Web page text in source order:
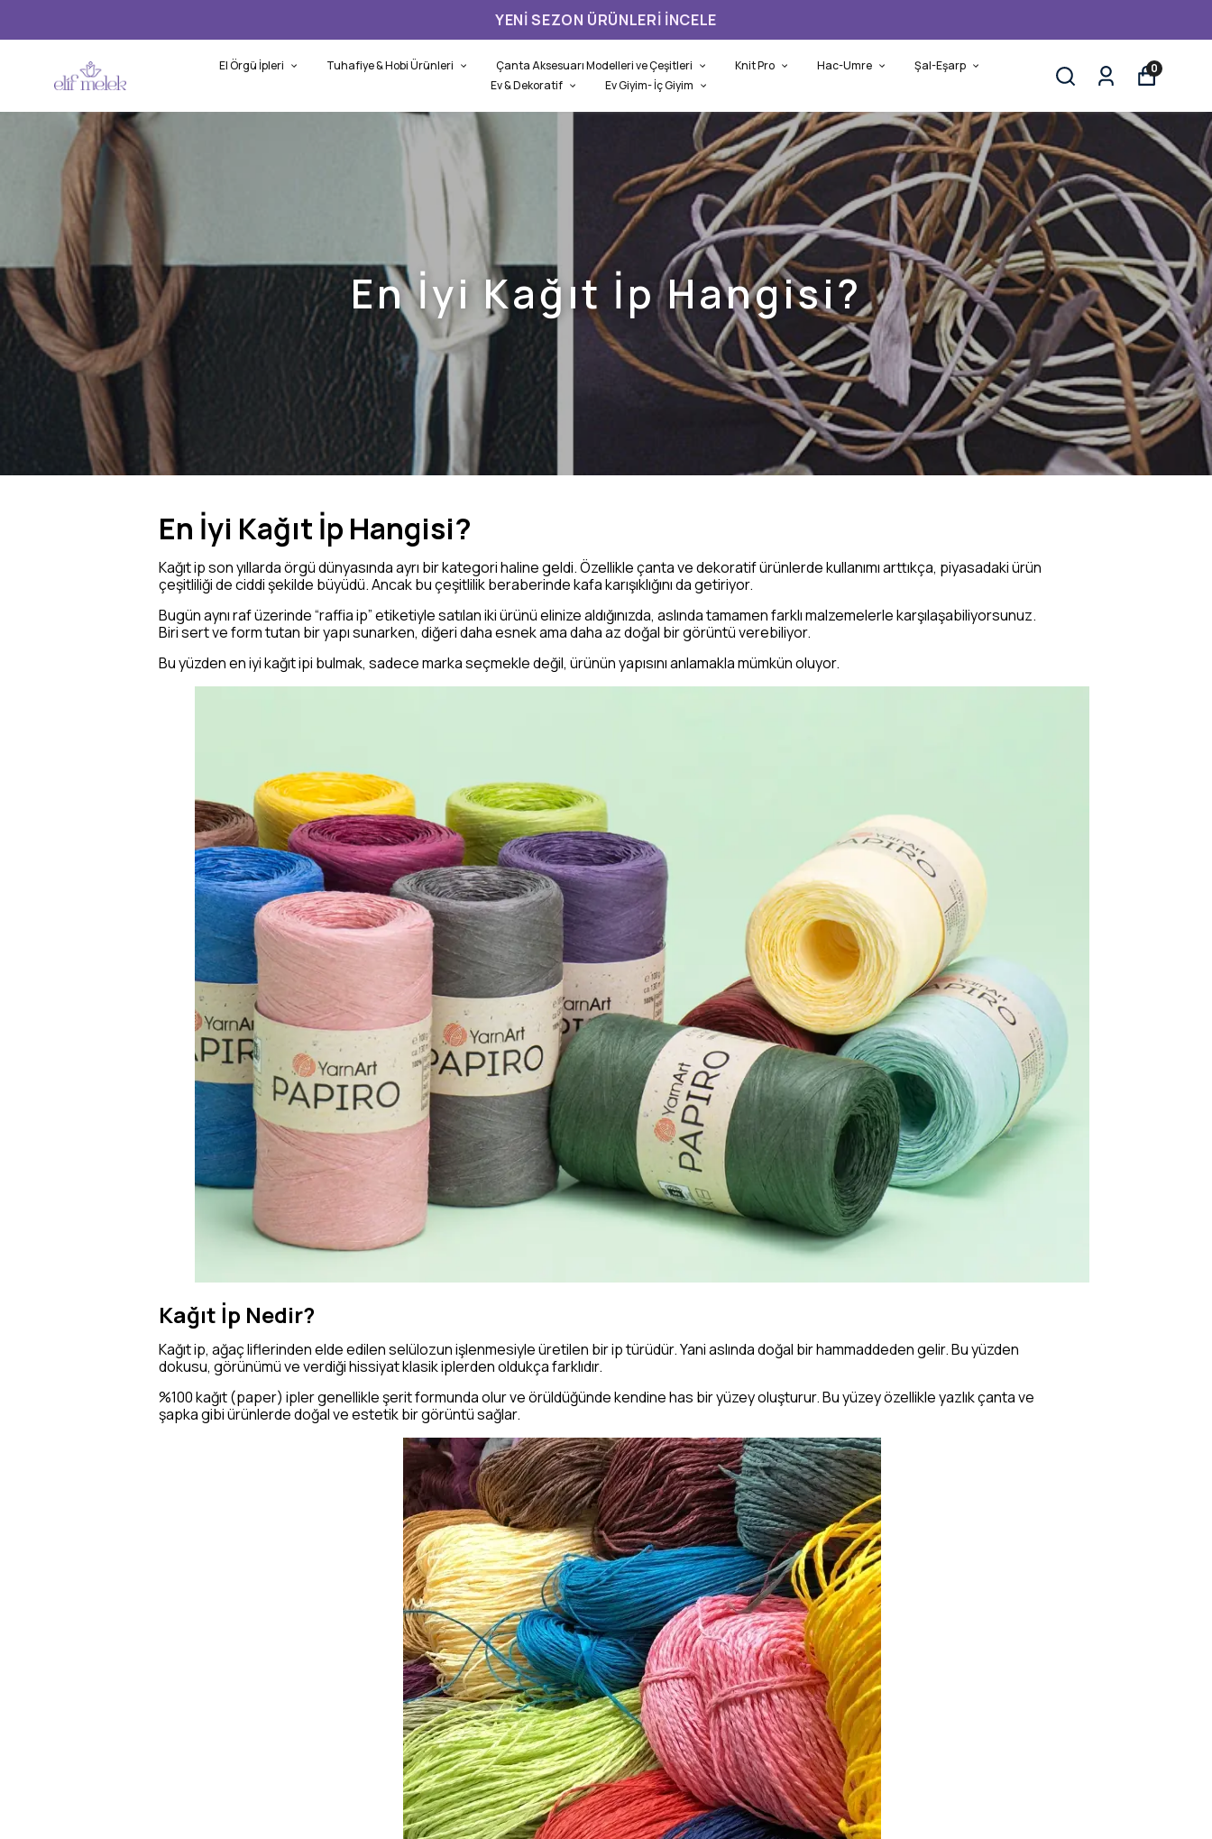
YENI SEZON ÜRÜNLERI İNCELE
El Örgü İpleri Tuhafiye & Hobi Ürünleri Çanta Aksesuarı Modelleri ve Çeşitleri Knit Pro Hac-Umre
Şal-Eşarp
Ev & Dekoratif
Ev Giyim- İç Giyim
0
En İyi Kağıt İp Hangisi?
En İyi Kağıt İp Hangisi?
Kağıt ip son yıllarda örgü dünyasında ayrı bir kategori haline geldi. Özellikle çanta ve dekoratif ürünlerde kullanımı arttıkça, piyasadaki ürün
çeşitliliği de ciddi şekilde büyüdü. Ancak bu çeşitlilik beraberinde kafa karışıklığını da getiriyor.
Bugün aynı raf üzerinde “raffia ip” etiketiyle satılan iki ürünü elinize aldığınızda, aslında tamamen farklı malzemelerle karşılaşabiliyorsunuz.
Biri sert ve form tutan bir yapı sunarken, diğeri daha esnek ama daha az doğal bir görüntü verebiliyor.
Bu yüzden en iyi kağıt ipi bulmak, sadece marka seçmekle değil, ürünün yapısını anlamakla mümkün oluyor.
Kağıt İp Nedir?
Kağıt ip, ağaç liflerinden elde edilen selülozun işlenmesiyle üretilen bir ip türüdür. Yani aslında doğal bir hammaddeden gelir. Bu yüzden
dokusu, görünümü ve verdiği hissiyat klasik iplerden oldukça farklıdır.
%100 kağıt (paper) ipler genellikle şerit formunda olur ve örüldüğünde kendine has bir yüzey oluşturur. Bu yüzey özellikle yazlık çanta ve
şapka gibi ürünlerde doğal ve estetik bir görüntü sağlar.